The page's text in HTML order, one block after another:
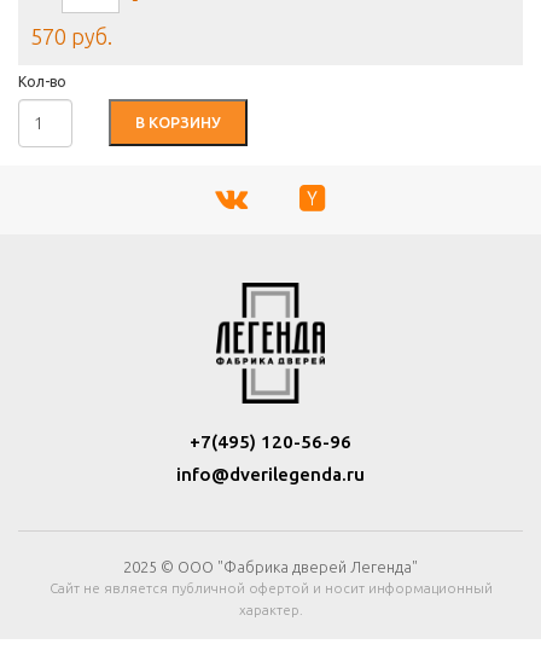
570 руб.
Кол-во
В КОРЗИНУ
+7(495) 120-56-96
info@dverilegenda.ru
2025 © ООО "Фабрика дверей Легенда"
Сайт не является публичной офертой и носит информационный
характер.